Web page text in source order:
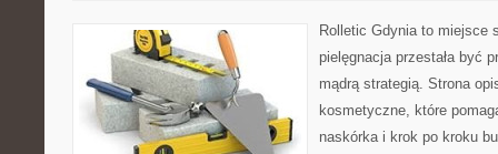
Rolletic Gdynia to miejsce
pielęgnacja przestała być
mądrą strategią. Strona
kosmetyczne, które
naskórka i krok po kroku